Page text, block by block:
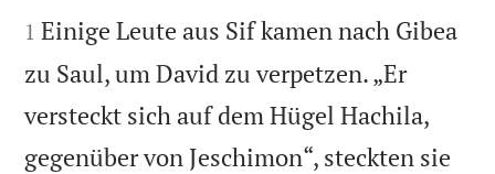


1 Einige Leute aus Sif kamen nach Gibea
zu Saul, um David zu verpetzen. „Er
versteckt sich auf dem Hügel Hachila,
gegenüber von Jeschimon“, steckten sie